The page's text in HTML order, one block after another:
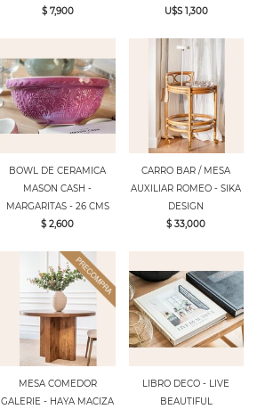
$ 7,900
U$S 1,300
BOWL DE CERAMICA
MASON CASH -
MARGARITAS - 26 CMS
$ 2,600
CARRO BAR / MESA
AUXILIAR ROMEO - SIKA
DESIGN
$ 33,000
MESA COMEDOR
GALERIE - HAYA MACIZA
LIBRO DECO - LIVE
BEAUTIFUL